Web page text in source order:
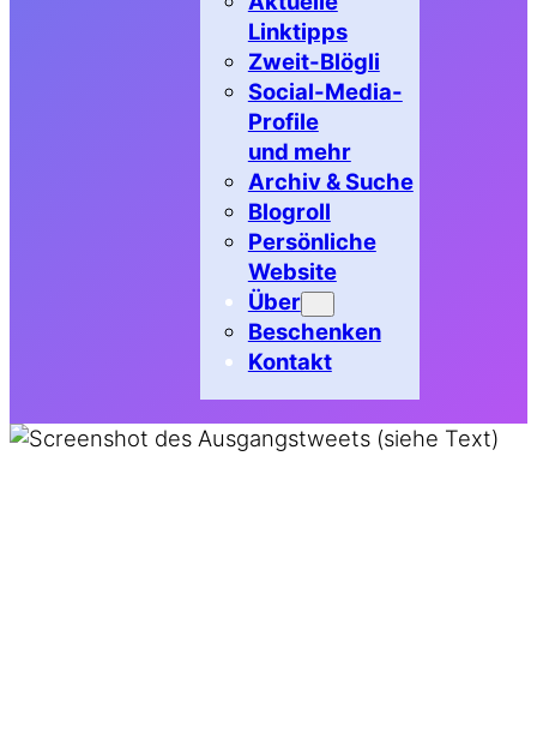
Linktipps
Zweit-Blögli
Social-Media-
Profile
und mehr
Archiv & Suche
Blogroll
Persönliche
Website
Über
Beschenken
Kontakt